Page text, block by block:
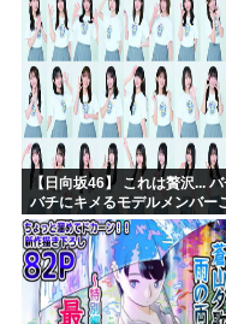
【日向坂46】 これは贅沢...
バチにキメるモデルメンバー
ちら